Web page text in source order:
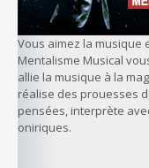
Vous aimez la musique
Mentalisme Musical
allie la musique à la
réalise des prouesses
pensées, interprète
oniriques.